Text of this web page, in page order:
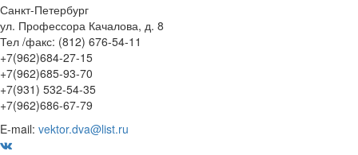
Санкт-Петербург
ул. Профессора Качалова, д. 8
Тел /факс: (812) 676-54-11
+7(962)684-27-15
+7(962)685-93-70
+7(931) 532-54-35
+7(962)686-67-79
E-mail: vektor.dva@list.ru